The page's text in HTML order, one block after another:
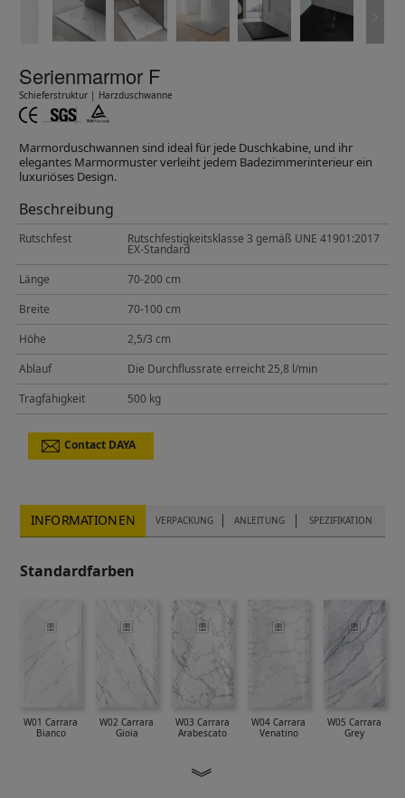
Serienmarmor F
Schieferstruktur | Harzduschwanne
Marmorduschwannen sind ideal für jede Duschkabine, und ihr
elegantes Marmormuster verleiht jedem Badezimmerinterieur ein
luxuriöses Design.
Beschreibung
Rutschfest Rutschfestigkeitsklasse 3 gemäß UNE 41901:2017
EX-Standard
Länge
70-200 cm
Breite
70-100 cm
Höhe
2,5/3 cm
Ablauf
Die Durchflussrate erreicht 25,8 l/min
Tragfähigkeit
500 kg
Contact DAYA
INFORMATIONEN VERPACKUNG ANLEITUNG SPEZIFIKATION
Standardfarben
W01 Carrara
Bianco
W02 Carrara
Gioia
W03 Carrara
Arabescato
W04 Carrara
Venatino
W05 Carrara
Grey
︾